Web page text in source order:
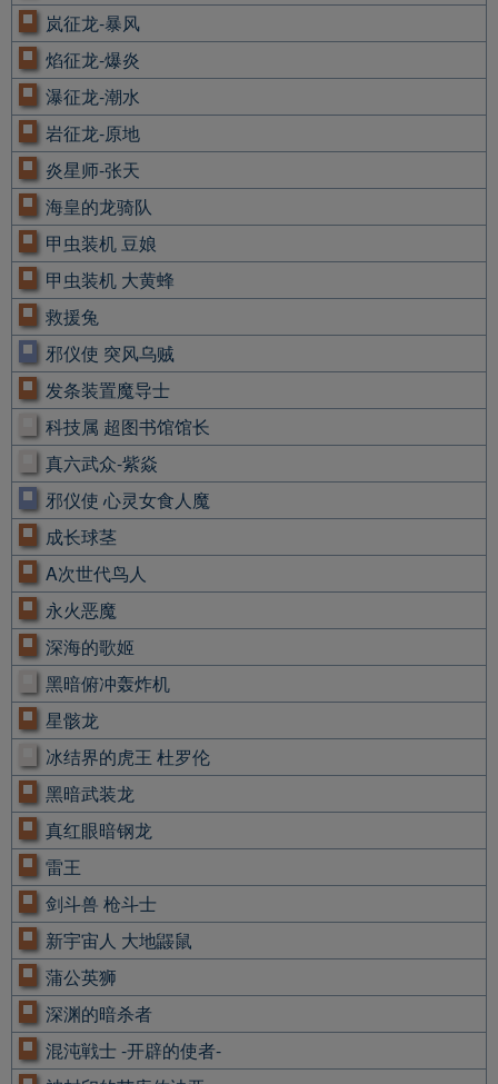
岚征龙-暴风
焰征龙-爆炎
瀑征龙-潮水
岩征龙-原地
炎星师-张天
海皇的龙骑队
甲虫装机 豆娘
甲虫装机 大黄蜂
救援兔
邪仪使 突风乌贼
发条装置魔导士
科技属 超图书馆馆长
真六武众-紫焱
邪仪使 心灵女食人魔
成长球茎
A次世代鸟人
永火恶魔
深海的歌姬
黑暗俯冲轰炸机
星骸龙
冰结界的虎王 杜罗伦
黑暗武装龙
真红眼暗钢龙
雷王
剑斗兽 枪斗士
新宇宙人 大地鼹鼠
蒲公英狮
深渊的暗杀者
混沌戦士 -开辟的使者-